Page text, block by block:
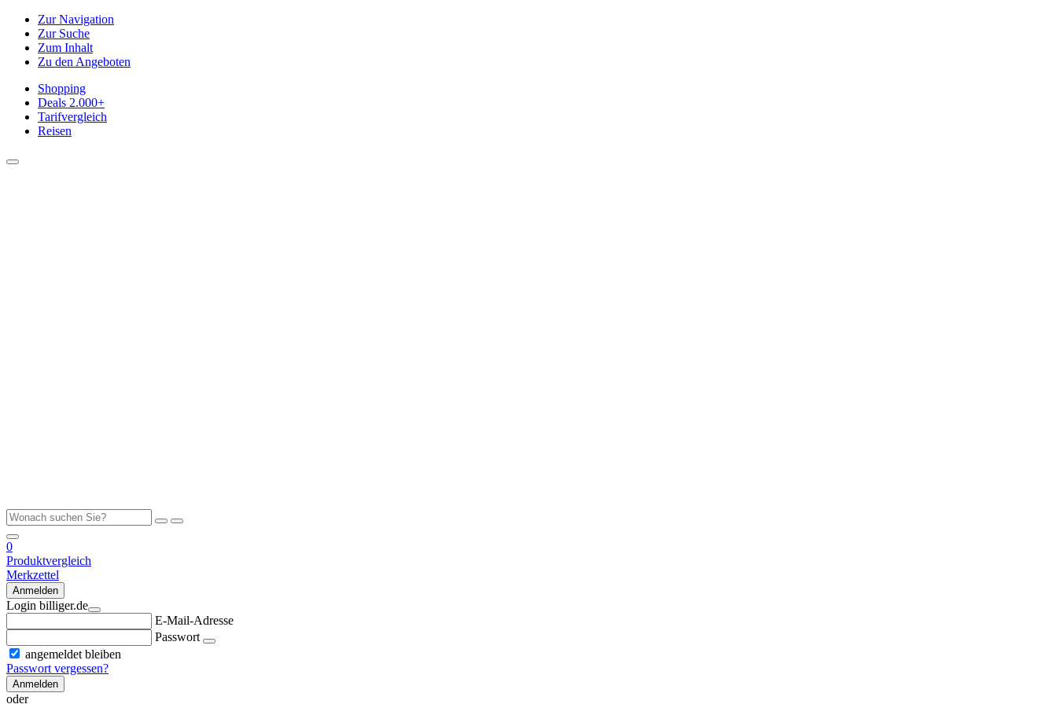
Zur Navigation
Zur Suche
Zum Inhalt
Zu den Angeboten
Shopping
Deals 2.000+
Tarifvergleich
Reisen
0
Produktvergleich
Merkzettel
Anmelden
Login billiger.de
E-Mail-Adresse
Passwort
angemeldet bleiben
Passwort vergessen?
Anmelden
oder